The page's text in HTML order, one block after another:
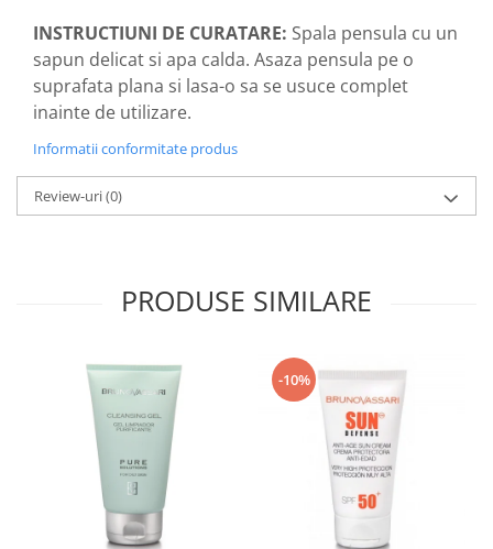
INSTRUCTIUNI DE CURATARE: Spala pensula cu un
sapun delicat si apa calda. Asaza pensula pe o
suprafata plana si lasa-o sa se usuce complet
inainte de utilizare.
Informatii conformitate produs
Review-uri(0)
PRODUSE SIMILARE
-10%